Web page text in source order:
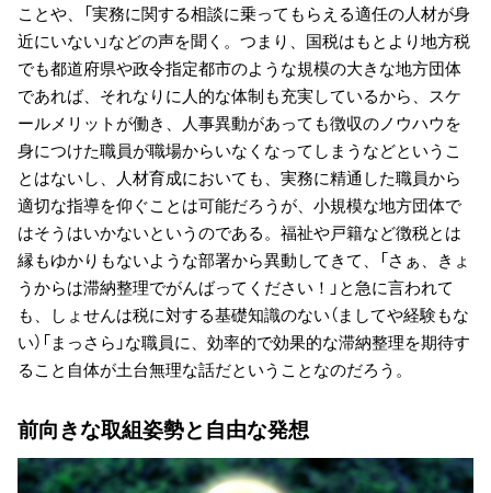
ことや、「実務に関する相談に乗ってもらえる適任の人材が身
近にいない」などの声を聞く。つまり、国税はもとより地方税
でも都道府県や政令指定都市のような規模の大きな地方団体
であれば、それなりに人的な体制も充実しているから、スケ
ールメリットが働き、人事異動があっても徴収のノウハウを
身につけた職員が職場からいなくなってしまうなどというこ
とはないし、人材育成においても、実務に精通した職員から
適切な指導を仰ぐことは可能だろうが、小規模な地方団体で
はそうはいかないというのである。福祉や戸籍など徴税とは
縁もゆかりもないような部署から異動してきて、「さぁ、きょ
うからは滞納整理でがんばってください！」と急に言われて
も、しょせんは税に対する基礎知識のない（ましてや経験もな
い）「まっさら」な職員に、効率的で効果的な滞納整理を期待す
ること自体が土台無理な話だということなのだろう。
前向きな取組姿勢と自由な発想